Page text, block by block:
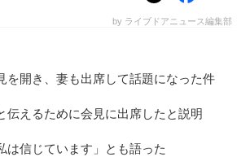
by ライブドアニュース編集部
を開き、妻も出席して話題になった件
えるために会見に出席したと説明
は信じています」とも語った